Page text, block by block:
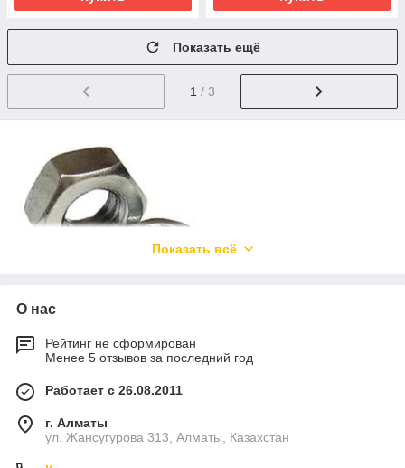
Показать ещё
1 / 3
Гайки шестигранные оцинкованные в
ассортименте
паре сболтамидля обеспечения прочного, надёжного и
долговечного соединения с деревянными и металлическими
компонентами. По сравнению со стандартными
металлическими метизами, уязвимыми перед негативным
воздействием ржавчины, гайка шестигранная оцинкованная
Показать всё
О нас
Рейтинг не сформирован
Менее 5 отзывов за последний год
Работает с 26.08.2011
г. Алматы
ул. Жансугурова 313, Алматы, Казахстан